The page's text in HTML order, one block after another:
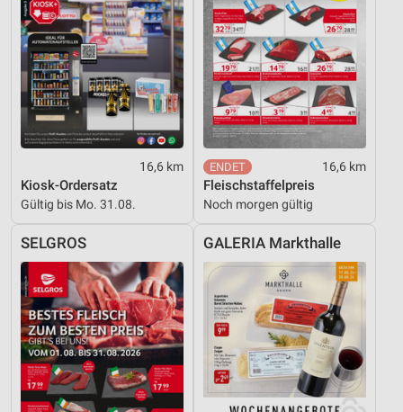
16,6 km
Kiosk-Ordersatz
Gültig bis Mo. 31.08.
16,6 km
Fleischstaffelpreis
Noch morgen gültig
SELGROS GALERIA Markthalle